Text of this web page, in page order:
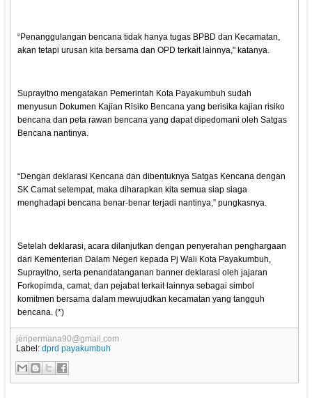
“Penanggulangan bencana tidak hanya tugas BPBD dan Kecamatan,
akan tetapi urusan kita bersama dan OPD terkait lainnya," katanya.
Suprayitno mengatakan Pemerintah Kota Payakumbuh sudah
menyusun Dokumen Kajian Risiko Bencana yang berisika kajian risiko
bencana dan peta rawan bencana yang dapat dipedomani oleh Satgas
Bencana nantinya.
“Dengan deklarasi Kencana dan dibentuknya Satgas Kencana dengan
SK Camat setempat, maka diharapkan kita semua siap siaga
menghadapi bencana benar-benar terjadi nantinya,” pungkasnya.
Setelah deklarasi, acara dilanjutkan dengan penyerahan penghargaan
dari Kementerian Dalam Negeri kepada Pj Wali Kota Payakumbuh,
Suprayitno, serta penandatanganan banner deklarasi oleh jajaran
Forkopimda, camat, dan pejabat terkait lainnya sebagai simbol
komitmen bersama dalam mewujudkan kecamatan yang tangguh
bencana. (*)
jeripermana90@gmail.com
Label:dprd payakumbuh